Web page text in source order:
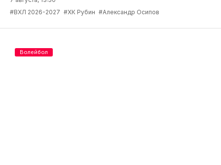
#ВХЛ 2026-2027 #ХК Рубин #Александр Осипов
Волейбол